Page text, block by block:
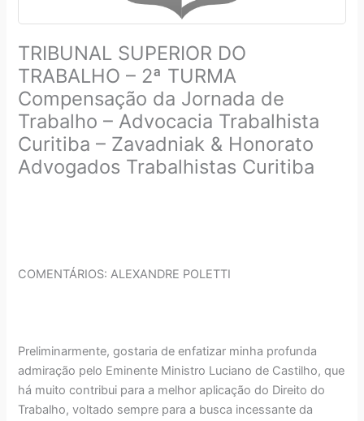
TRIBUNAL SUPERIOR DO
TRABALHO – 2ª TURMA
Compensação da Jornada de
Trabalho – Advocacia Trabalhista
Curitiba – Zavadniak & Honorato
Advogados Trabalhistas Curitiba
COMENTÁRIOS: ALEXANDRE POLETTI
Preliminarmente, gostaria de enfatizar minha profunda
admiração pelo Eminente Ministro Luciano de Castilho, que
há muito contribui para a melhor aplicação do Direito do
Trabalho, voltado sempre para a busca incessante da